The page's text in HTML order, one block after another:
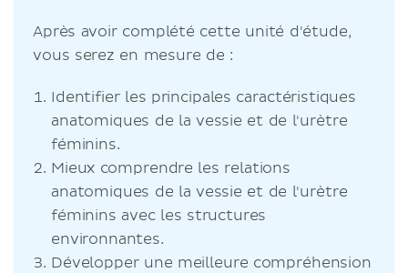
Après avoir complété cette unité d'étude,
vous serez en mesure de :
Identifier les principales caractéristiques
anatomiques de la vessie et de l'urètre
féminins.
Mieux comprendre les relations
anatomiques de la vessie et de l'urètre
féminins avec les structures
environnantes.
Développer une meilleure compréhension